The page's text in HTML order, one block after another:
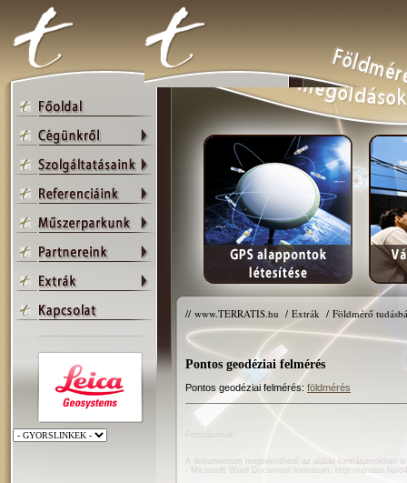
// www.TERRATIS.hu / Extrák / Földmérő
Pontos geodéziai felmérés
Pontos geodéziai felmérés: földmérés
A dokumentum megtekinthető az alábbi formátumokban
- Microsoft Word Document formátum:
http://terratis.hu/